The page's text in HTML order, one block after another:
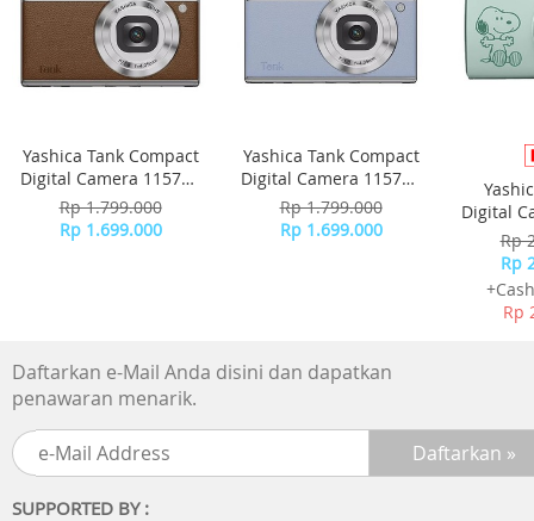
Yashica Tank Compact
Digital Camera 115755
- Brown
Rp 1.799.000
Rp 1.699.000
Yashica Tank Compact
Digital Camera 115756
- Sky Blue
Rp 1.799.000
Rp 1.699.000
Digital
Rp
Rp
Rp
Daftarkan e-Mail Anda disini dan dapatkan
penawaran menarik.
SUPPORTED BY :